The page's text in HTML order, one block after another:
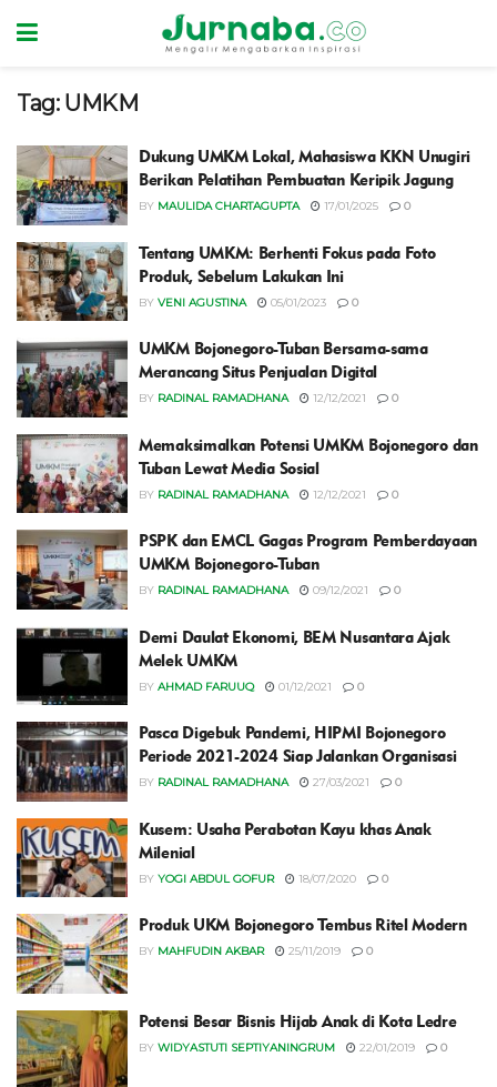
Tag: UMKM
Dukung UMKM Lokal, Mahasiswa KKN Unugiri
Berikan Pelatihan Pembuatan Keripik Jagung
BY MAULIDA CHARTAGUPTA 17/01/2025 0
Tentang UMKM: Berhenti Fokus pada Foto
Produk, Sebelum Lakukan Ini
BY VENI AGUSTINA 05/01/2023 0
UMKM Bojonegoro-Tuban Bersama-sama
Merancang Situs Penjualan Digital
BY RADINAL RAMADHANA 12/12/2021 0
Memaksimalkan Potensi UMKM Bojonegoro dan
Tuban Lewat Media Sosial
BY RADINAL RAMADHANA 12/12/2021 0
PSPK dan EMCL Gagas Program Pemberdayaan
UMKM Bojonegoro-Tuban
BY RADINAL RAMADHANA 09/12/2021 0
Demi Daulat Ekonomi, BEM Nusantara Ajak
Melek UMKM
BY AHMAD FARUUQ 01/12/2021 0
Pasca Digebuk Pandemi, HIPMI Bojonegoro
Periode 2021-2024 Siap Jalankan Organisasi
BY RADINAL RAMADHANA 27/03/2021 0
Kusem: Usaha Perabotan Kayu khas Anak
Milenial
BY YOGI ABDUL GOFUR 18/07/2020 0
Produk UKM Bojonegoro Tembus Ritel Modern
BY MAHFUDIN AKBAR 25/11/2019 0
Potensi Besar Bisnis Hijab Anak di Kota Ledre
BY WIDYASTUTI SEPTIYANINGRUM 22/01/2019 0